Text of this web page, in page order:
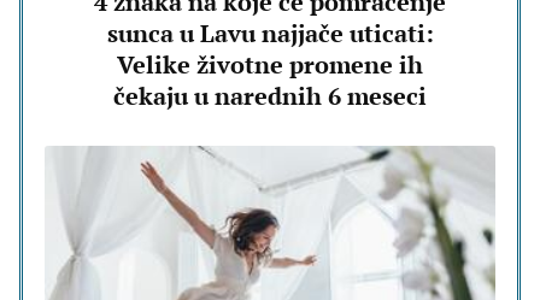
sunca u Lavu najjače uticati:
Velike životne promene ih
čekaju u narednih 6 meseci